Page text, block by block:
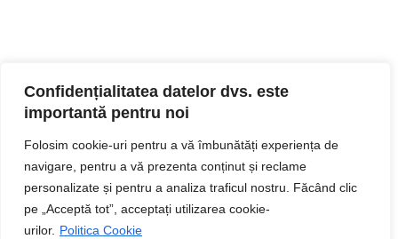
Confidențialitatea datelor dvs. este
importantă pentru noi
Folosim cookie-uri pentru a vă îmbunătăți experiența de
navigare, pentru a vă prezenta conținut și reclame
personalizate și pentru a analiza traficul nostru. Făcând clic
pe „Acceptă tot”, acceptați utilizarea cookie-
urilor. Politica Cookie